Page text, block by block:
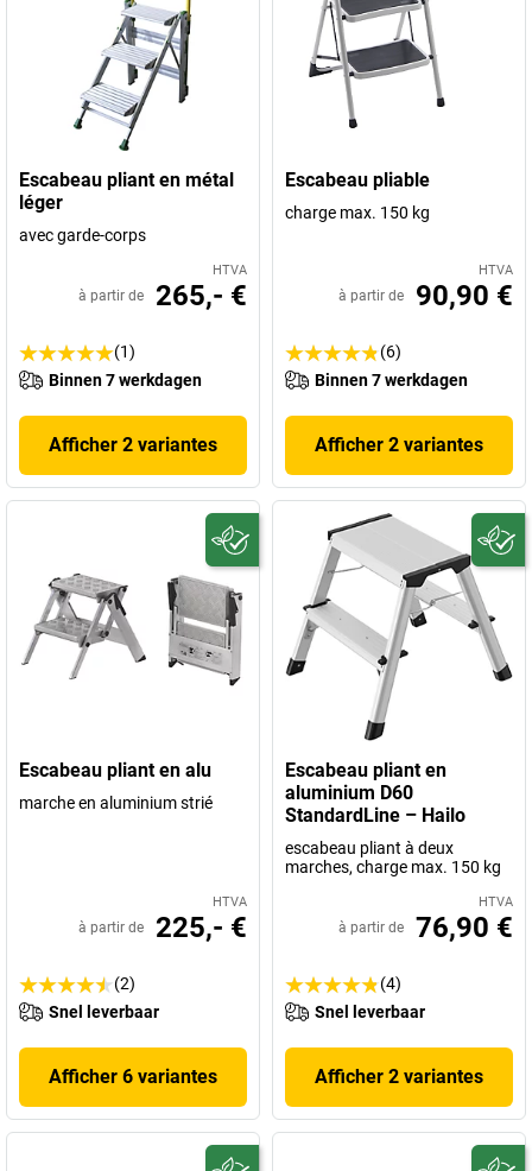
Escabeau pliant en métal
léger
avec garde-corps
HTVA
à partir de 265,- €
(1)
Binnen 7 werkdagen
Afficher 2 variantes
Escabeau pliable
charge max. 150 kg
HTVA
à partir de 90,90 €
(6)
Binnen 7 werkdagen
Afficher 2 variantes
Escabeau pliant en alu
marche en aluminium strié
HTVA
à partir de 225,- €
(2)
Snel leverbaar
Afficher 6 variantes
Escabeau pliant en
aluminium D60
StandardLine – Hailo
escabeau pliant à deux
marches, charge max. 150 kg
HTVA
à partir de 76,90 €
(4)
Snel leverbaar
Afficher 2 variantes